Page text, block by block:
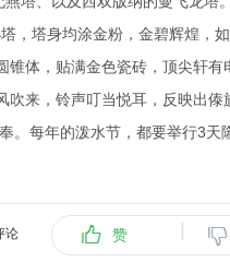
，塔身均涂金粉，金碧辉煌，
体，贴满金色瓷砖，顶尖轩有
来，铃声叮当悦耳，反映出傣
。每年的泼水节，都要举行3天
赞
论